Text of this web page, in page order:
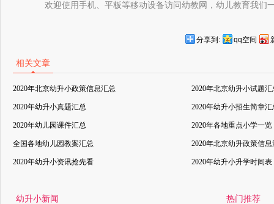
欢迎使用手机、平板等移动设备访问幼教网，幼儿教育我们
分享到: qq空间
相关文章
2020年北京幼升小政策信息汇总 2020年北京幼升小试题汇
2020年幼升小真题汇总 2020年幼升小招生简章汇
2020年幼儿园课件汇总 2020年各地重点小学一览
全国各地幼儿园教案汇总 2020年北京幼升政策信息
2020年幼升小资讯抢先看 2020年幼升小升学时间表
幼升小新闻 热门推荐